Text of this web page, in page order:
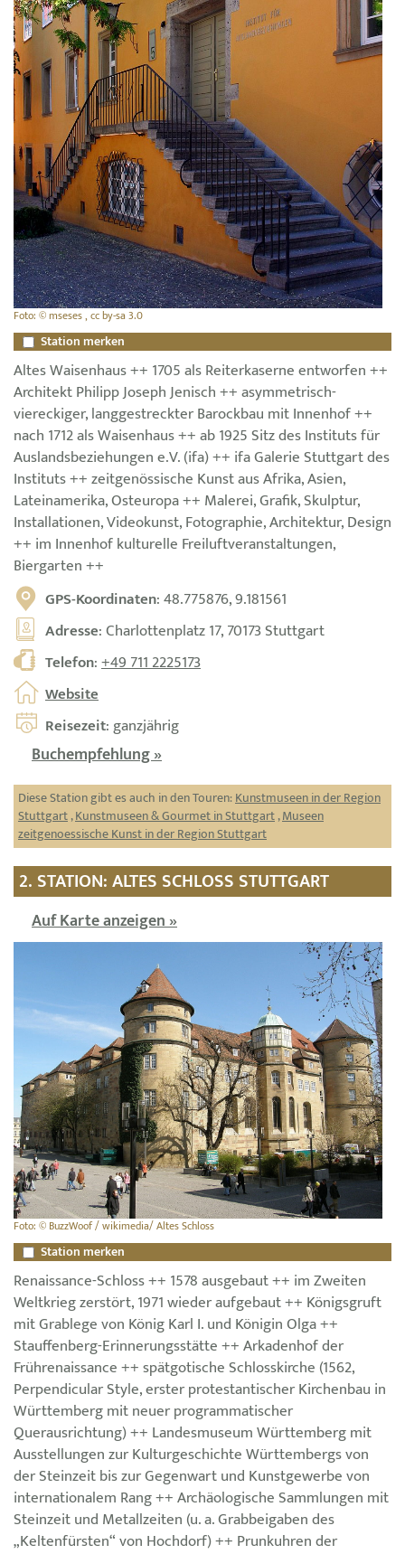
Foto: © mseses , cc by-sa 3.0
Station merken
Altes Waisenhaus ++ 1705 als Reiterkaserne entworfen ++
Architekt Philipp Joseph Jenisch ++ asymmetrisch-
viereckiger, langgestreckter Barockbau mit Innenhof ++
nach 1712 als Waisenhaus ++ ab 1925 Sitz des Instituts für
Auslandsbeziehungen e.V. (ifa) ++ ifa Galerie Stuttgart des
Instituts ++ zeitgenössische Kunst aus Afrika, Asien,
Lateinamerika, Osteuropa ++ Malerei, Grafik, Skulptur,
Installationen, Videokunst, Fotographie, Architektur, Design
++ im Innenhof kulturelle Freiluftveranstaltungen,
Biergarten ++
GPS-Koordinaten: 48.775876, 9.181561
Adresse: Charlottenplatz 17, 70173 Stuttgart
Telefon:+49 711 2225173
Website
Reisezeit: ganzjährig
Buchempfehlung »
Diese Station gibt es auch in den Touren:Kunstmuseen in der Region
Stuttgart,Kunstmuseen & Gourmet in Stuttgart,Museen
zeitgenoessische Kunst in der Region Stuttgart
2. STATION: ALTES SCHLOSS STUTTGART
Auf Karte anzeigen »
Foto: © BuzzWoof / wikimedia/ Altes Schloss
Station merken
Renaissance-Schloss ++ 1578 ausgebaut ++ im Zweiten
Weltkrieg zerstört, 1971 wieder aufgebaut ++ Königsgruft
mit Grablege von König Karl I. und Königin Olga ++
Stauffenberg-Erinnerungsstätte ++ Arkadenhof der
Frührenaissance ++ spätgotische Schlosskirche (1562,
Perpendicular Style, erster protestantischer Kirchenbau in
Württemberg mit neuer programmatischer
Querausrichtung) ++ Landesmuseum Württemberg mit
Ausstellungen zur Kulturgeschichte Württembergs von
der Steinzeit bis zur Gegenwart und Kunstgewerbe von
internationalem Rang ++ Archäologische Sammlungen mit
Steinzeit und Metallzeiten (u. a. Grabbeigaben des
„Keltenfürsten“ von Hochdorf) ++ Prunkuhren der